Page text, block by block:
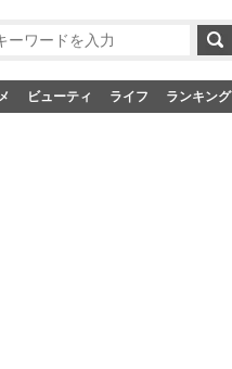
ビューティ ライフ ランキング